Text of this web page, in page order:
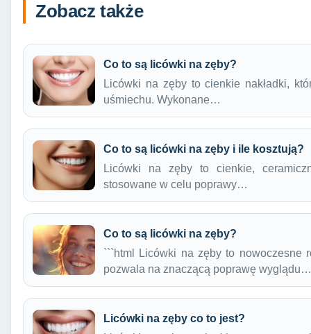
Zobacz także
Co to są licówki na zęby?
Licówki na zęby to cienkie nakładki,
uśmiechu. Wykonane…
Co to są licówki na zęby i ile kosztują?
Licówki na zęby to cienkie,
stosowane w celu poprawy…
Co to są licówki na zęby?
```html Licówki na zęby to nowoczesne
pozwala na znaczącą poprawę wyglądu…
Licówki na zęby co to jest?